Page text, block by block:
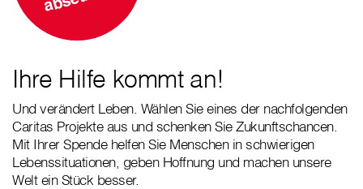
Ihre Hilfe kommt an!
Und verändert Leben. Wählen Sie eines der nachfolgenden
Caritas Projekte aus und schenken Sie Zukunftschancen.
Mit Ihrer Spende helfen Sie Menschen in schwierigen
Lebenssituationen, geben Hoffnung und machen unsere
Welt ein Stück besser.